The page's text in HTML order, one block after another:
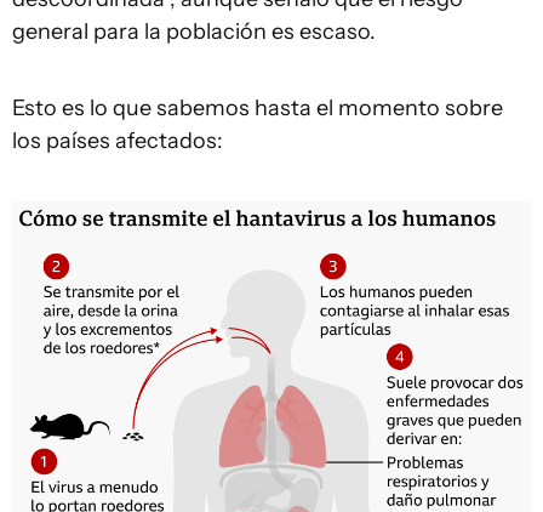
general para la población es escaso.
Esto es lo que sabemos hasta el momento sobre
los países afectados: